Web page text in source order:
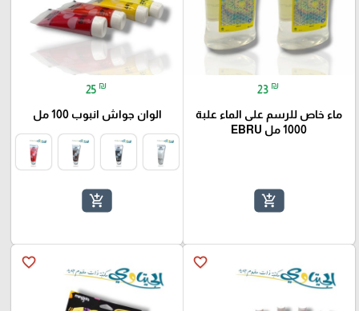
23 ₪
ماء خاص للرسم على الماء علبة
1000 مل EBRU
add_shopping_cart
25 ₪
الوان جواش انبوب 100 مل
add_shopping_cart
favorite_border
favorite_border